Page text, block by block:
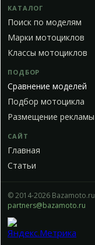
КАТАЛОГ
Поиск по моделям
Марки мотоциклов
Классы мотоциклов
ПОДБОР
Сравнение моделей
Подбор мотоцикла
Размещение рекламы
САЙТ
Главная
Статьи
© 2014-2026 Bazamoto.ru
partners@bazamoto.ru